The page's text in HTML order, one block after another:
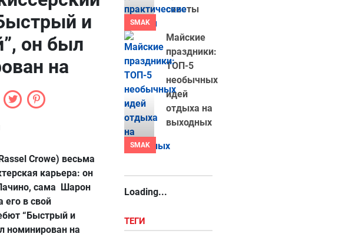
и
он был
на
Crowe) весьма
карьера: он
сама Шарон
его в свой
“Быстрый и
номинирован на
SMAK
советы
SMAK
Майские
праздники:
ТОП-5
необычных
идей
отдыха на
выходных
Loading...
ТЕГИ